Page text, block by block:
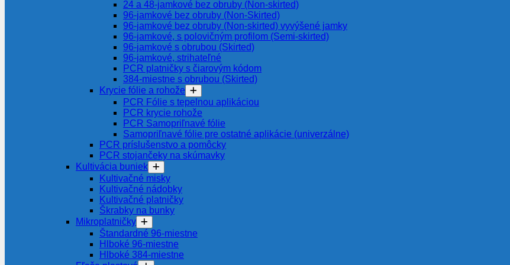
24 a 48-jamkové bez obruby (Non-skirted)
96-jamkové bez obruby (Non-Skirted)
96-jamkové bez obruby (Non-skirted) vyvýšené jamky
96-jamkové, s polovičným profilom (Semi-skirted)
96-jamkové s obrubou (Skirted)
96-jamkové, strihateľné
PCR platničky s čiarovým kódom
384-miestne s obrubou (Skirted)
Krycie fólie a rohože
PCR Fólie s tepelnou aplikáciou
PCR krycie rohože
PCR Samopriľnavé fólie
Samopriľnavé fólie pre ostatné aplikácie (univerzálne)
PCR príslušenstvo a pomôcky
PCR stojančeky na skúmavky
Kultivácia buniek
Kultivačné misky
Kultivačné nádobky
Kultivačné platničky
Škrabky na bunky
Mikroplatničky
Štandardné 96-miestne
Hlboké 96-miestne
Hlboké 384-miestne